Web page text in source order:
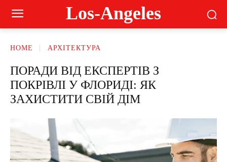
Los-Angeles
HOME АРХІТЕКТУРА
ПОРАДИ ВІД ЕКСПЕРТІВ З
ПОКРІВЛІ У ФЛОРИДІ: ЯК
ЗАХИСТИТИ СВІЙ ДІМ